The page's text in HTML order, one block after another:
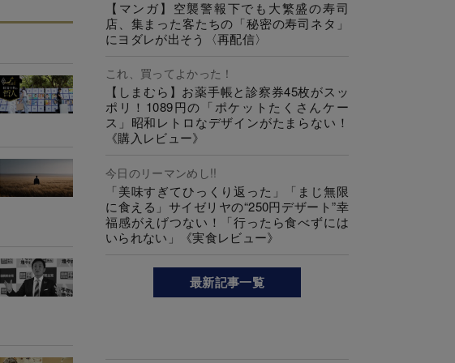
【マンガ】空襲警報下でも大繁盛の寿司
店、集まった客たちの「秘密の寿司ネタ」
にヨダレが出そう〈再配信〉
これ、買ってよかった！
【しまむら】お薬手帳と診察券45枚がスッ
ポリ！1089円の「ポケットたくさんケー
ス」昭和レトロなデザインがたまらない！
《購入レビュー》
今日のリーマンめし!!
「美味すぎてひっくり返った」「まじ無限
に食える」サイゼリヤの“250円デザート”幸
福感がえげつない！「行ったら食べずには
いられない」《実食レビュー》
最新記事一覧